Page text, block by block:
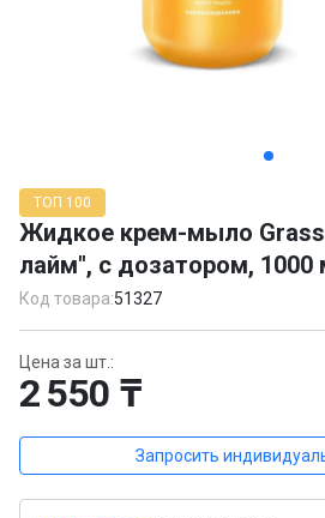
of
5
ТОП 100
Жидкое крем-мыло Grass
лайм", с дозатором, 1000
Код товара:51327
Цена за шт.:
2 550 ₸
Запросить